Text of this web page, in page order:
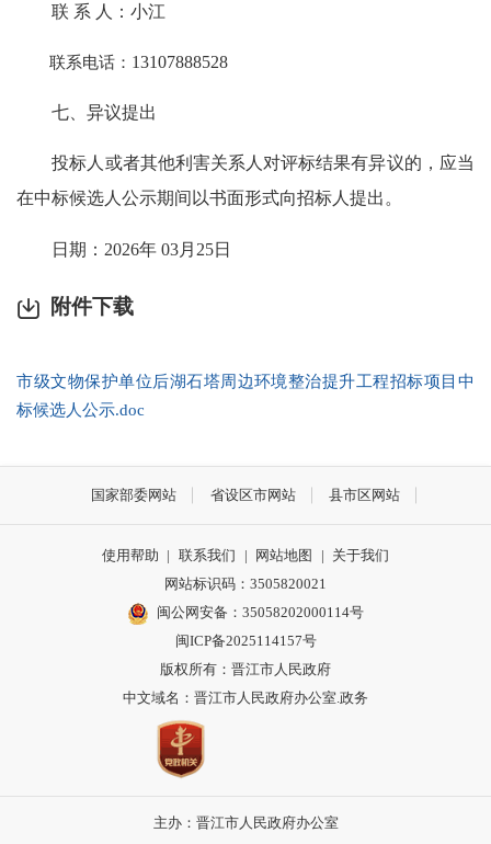
联 系 人：小江
联系电话： 13107888528
七、异议提出
投标人或者其他利害关系人对评标结果有异议的，应当
在中标候选人公示期间以书面形式向招标人提出。
日期：2026年 03月25日
附件下载
市级文物保护单位后湖石塔周边环境整治提升工程招标项目中
标候选人公示.doc
国家部委网站 省设区市网站 县市区网站
使用帮助 | 联系我们 | 网站地图 | 关于我们
网站标识码：3505820021
闽公网安备：35058202000114号
闽ICP备2025114157号
版权所有：晋江市人民政府
中文域名：晋江市人民政府办公室.政务
主办：晋江市人民政府办公室